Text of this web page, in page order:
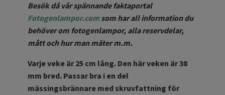
Besök då vår spännande faktaportal
Fotogenlampor.com som har all information du
behöver om fotogenlampor, alla reservdelar,
mått och hur man mäter m.m.
Varje veke är 25 cm lång. Den här veken är 38
mm bred. Passar bra i en del
mässingsbrännare med skruvfattning för